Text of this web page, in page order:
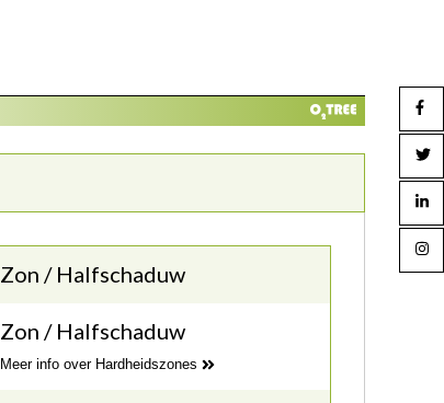
Zon / Halfschaduw
Zon / Halfschaduw
Meer info over Hardheidszones